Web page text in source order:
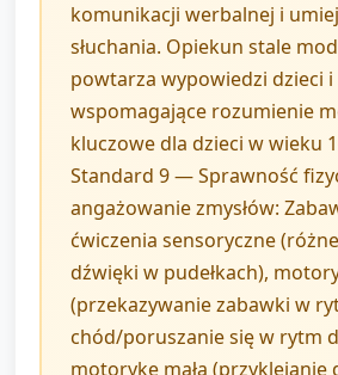
komunikacji werbalnej i
słuchania. Opiekun stale
powtarza wypowiedzi dzieci
wspomagające rozumienie
kluczowe dla dzieci w wieku
Standard 9 — Sprawność
angażowanie zmysłów:
ćwiczenia sensoryczne
dźwięki w pudełkach),
(przekazywanie zabawki w
chód/poruszanie się w rytm
motorykę małą (przyklejanie